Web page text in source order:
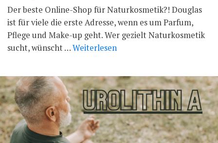
Der beste Online-Shop für Naturkosmetik?! Douglas
ist für viele die erste Adresse, wenn es um Parfum,
Pflege und Make-up geht. Wer gezielt Naturkosmetik
sucht, wünscht …Weiterlesen